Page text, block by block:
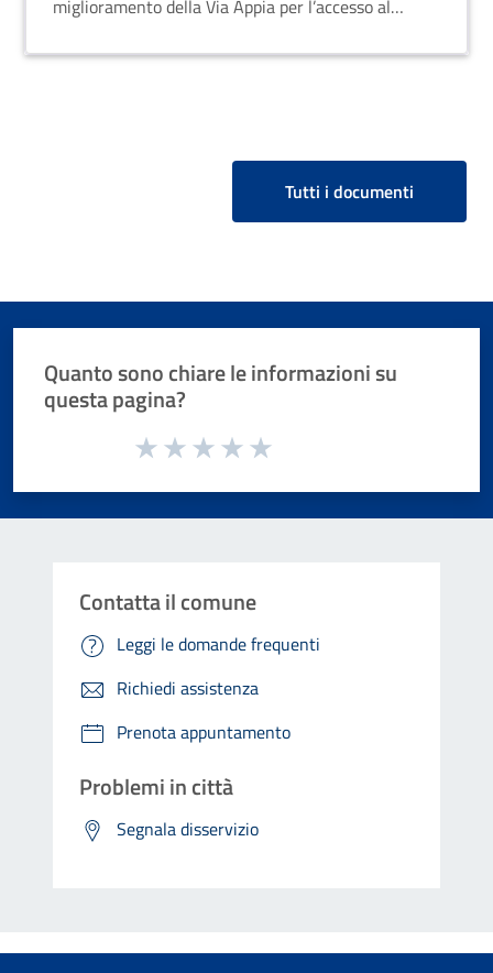
miglioramento della Via Appia per l’accesso al
Tutti i documenti
Quanto sono chiare le informazioni su
questa pagina?
Valuta da 1 a 5 stelle la pagina
Contatta il comune
Leggi le domande frequenti
Richiedi assistenza
Prenota appuntamento
Problemi in città
Segnala disservizio